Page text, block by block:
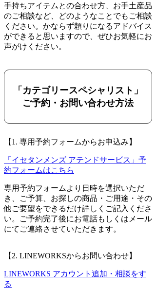
手持ちアイテムとの合わせ方、お手土産品
のご相談など、どのようなことでもご相談
ください。かならず頼りになるアドバイス
ができると思いますので、ぜひお気軽にお
声がけください。
「カテゴリースペシャリスト」
ご予約・お問い合わせ方法
【1. 専用予約フォームからお申込み】
「イセタンメンズ アテンドサービス」予
約フォームはこちら
専用予約フォームより日時を選択いただ
き、ご予算、お探しの商品・ご用途・その
他ご要望をできるだけ詳しくご記入くださ
い。ご予約完了後にお電話もしくはメール
にてご連絡させていただきます。
【2. LINEWORKSからお問い合わせ】
LINEWORKS アカウント追加・相談をす
る